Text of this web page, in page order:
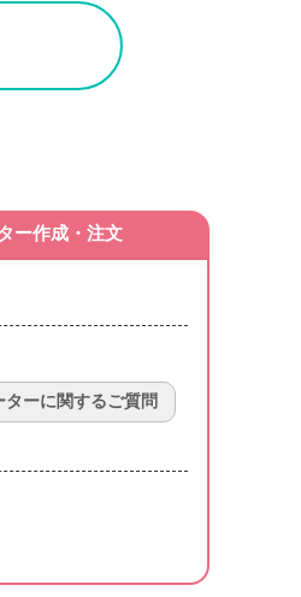
ー作成・注文
ターに関するご質問